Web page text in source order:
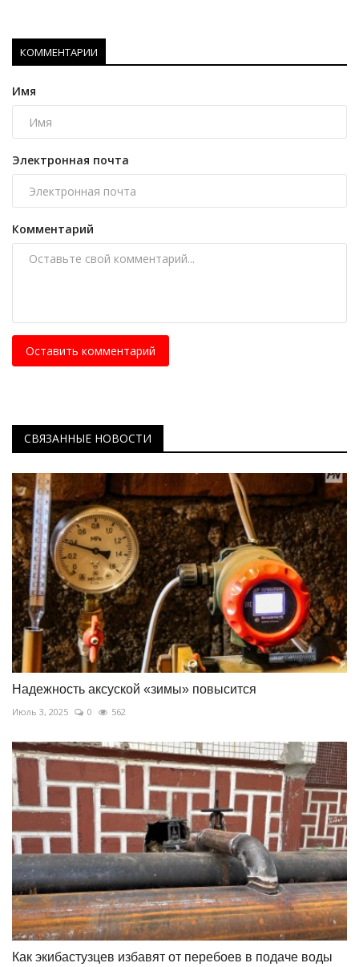
КОММЕНТАРИИ
Имя
Электронная почта
Комментарий
Оставить комментарий
СВЯЗАННЫЕ НОВОСТИ
Надежность аксуской «зимы» повысится
Июль 3, 2025 0 562
Как экибастузцев избавят от перебоев в подаче воды